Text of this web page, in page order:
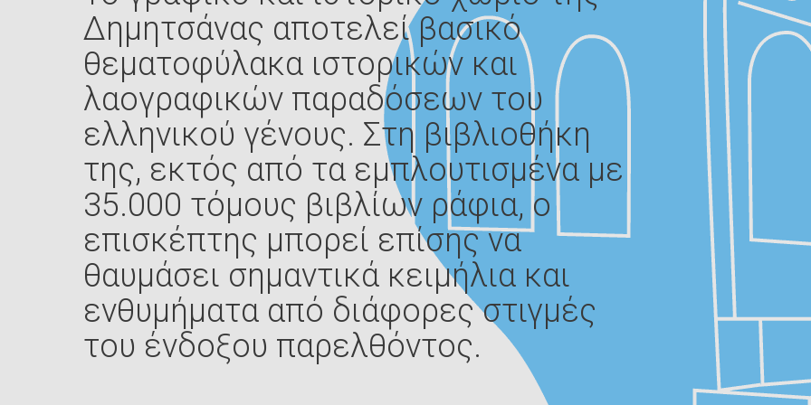
Δημητσάνας αποτελεί βασικό
θεματοφύλακα ιστορικών και
λαογραφικών παραδόσεων του
ελληνικού γένους. Στη βιβλιοθήκη
της, εκτός από τα εμπλουτισμένα με
35.000 τόμους βιβλίων ράφια, ο
επισκέπτης μπορεί επίσης να
θαυμάσει σημαντικά κειμήλια και
ενθυμήματα από διάφορες στιγμές
του ένδοξου παρελθόντος.